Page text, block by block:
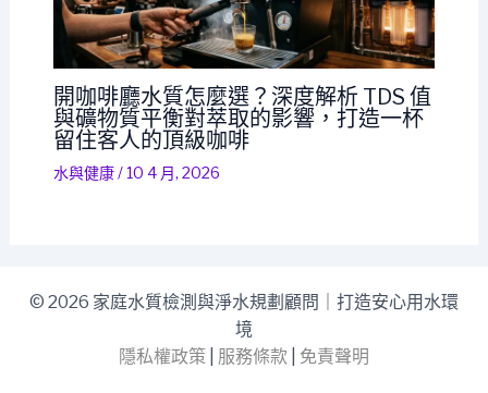
開咖啡廳水質怎麼選？深度解析 TDS 值
與礦物質平衡對萃取的影響，打造一杯
留住客人的頂級咖啡
水與健康/10 4 月, 2026
© 2026 家庭水質檢測與淨水規劃顧問｜打造安心用水環
境
隱私權政策
服務條款 免責聲明